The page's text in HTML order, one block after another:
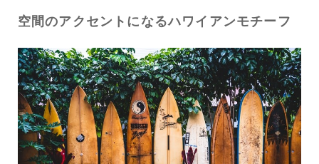
空間のアクセントになるハワイアンモチーフ